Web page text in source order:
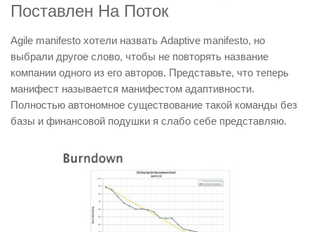
Поставлен На Поток
Agile manifesto хотели назвать Adaptive manifesto, но
выбрали другое слово, чтобы не повторять название
компании одного из его авторов. Представьте, что теперь
манифест называется манифестом адаптивности.
Полностью автономное существование такой команды без
базы и финансовой подушки я слабо себе представляю.